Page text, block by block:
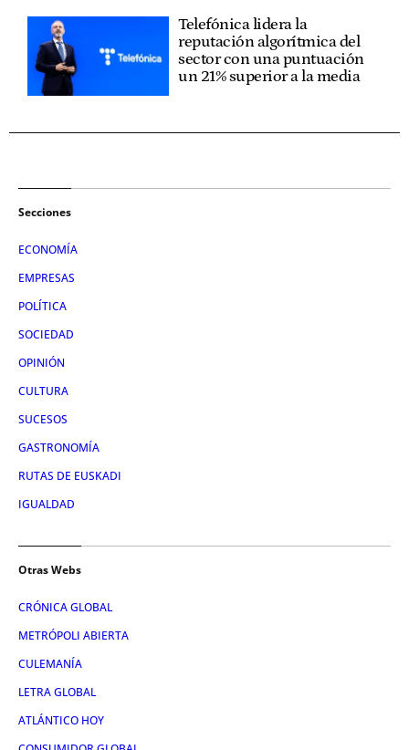
Telefónica lidera la
reputación algorítmica del
sector con una puntuación
un 21% superior a la media
Secciones
ECONOMÍA
EMPRESAS
POLÍTICA
SOCIEDAD
OPINIÓN
CULTURA
SUCESOS
GASTRONOMÍA
RUTAS DE EUSKADI
IGUALDAD
Otras Webs
CRÓNICA GLOBAL
METRÓPOLI ABIERTA
CULEMANÍA
LETRA GLOBAL
ATLÁNTICO HOY